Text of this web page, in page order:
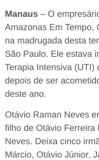
Manaus – O
Amazonas Em Tempo,
na madrugada desta
São Paulo. Ele estava
Terapia Intensiva (UTI)
depois de ser
deste ano.
Otávio Raman Neves
filho de Otávio Ferreira
Neves. Deixa cinco
Márcio, Otávio Júnior,